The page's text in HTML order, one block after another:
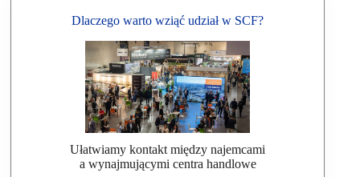
Dlaczego warto wziąć udział w SCF?
Ułatwiamy kontakt między najemcami
a wynajmującymi centra handlowe